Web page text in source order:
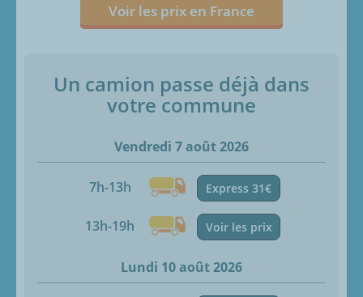
Voir les prix en France
Un camion passe déjà dans
votre commune
Vendredi 7 août 2026
7h-13h Express 31€
13h-19h Voir les prix
Lundi 10 août 2026